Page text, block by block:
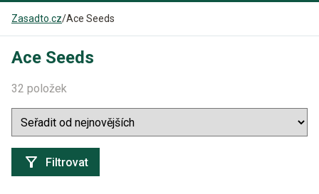
Zasadto.cz/Ace Seeds
Ace Seeds
32 položek
Filtrovat